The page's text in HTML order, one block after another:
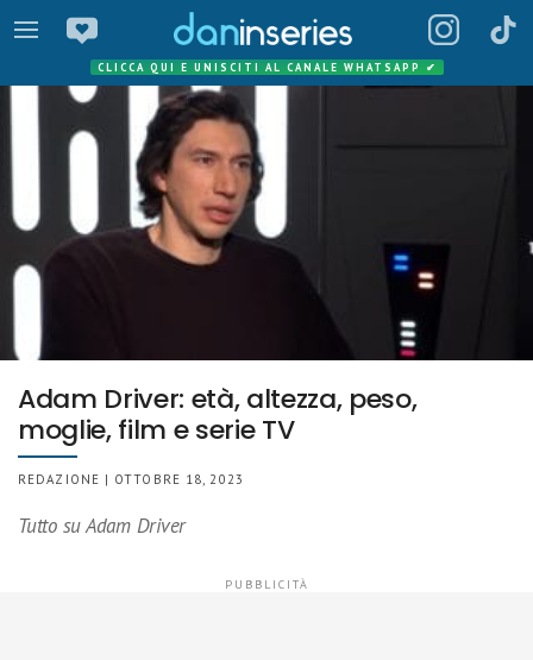
CLICCA QUI E UNISCITI AL CANALE WHATSAPP ✔
Adam Driver: età, altezza, peso,
moglie, film e serie TV
REDAZIONE | OTTOBRE 18, 2023
Tutto su Adam Driver